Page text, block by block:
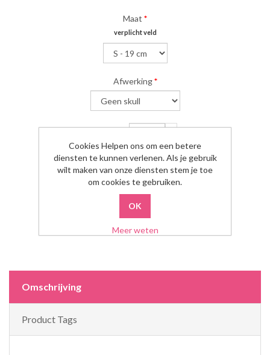
Maat *
verplicht veld
Afwerking *
Omschrijving
Product Tags
Cookies Helpen ons om een betere
diensten te kunnen verlenen. Als je gebruik
wilt maken van onze diensten stem je toe
om cookies te gebruiken.
Meer weten